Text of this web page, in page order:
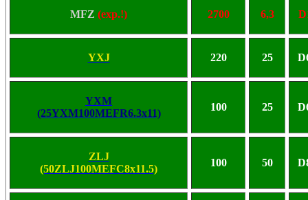
MFZ (exp.!) 2700 6,3
YXJ 220 25
YXM
(25YXM100MEFR6.3x11)
100 25
ZLJ
(50ZLJ100MEFC8x11.5)
100 50